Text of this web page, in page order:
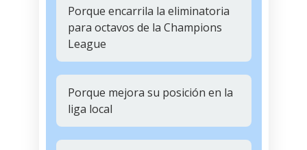
Porque encarrila la eliminatoria
para octavos de la Champions
League
Porque mejora su posición en la
liga local